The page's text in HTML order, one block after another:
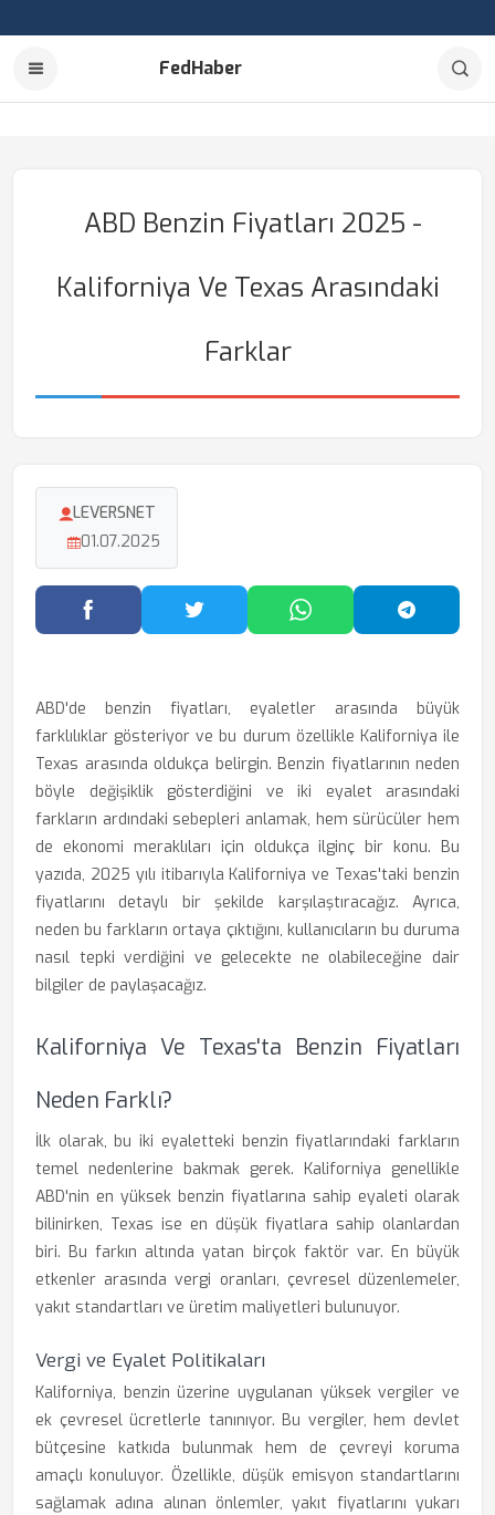
FedHaber
ABD Benzin Fiyatları 2025 -
Kaliforniya Ve Texas Arasındaki
Farklar
LEVERSNET
01.07.2025
Facebook'ta PaylaşTwitter'da PaylaşWhatsApp'ta Paylaş
ABD'de benzin fiyatları, eyaletler arasında büyük
farklılıklar gösteriyor ve bu durum özellikle Kaliforniya ile
Texas arasında oldukça belirgin. Benzin fiyatlarının neden
böyle değişiklik gösterdiğini ve iki eyalet arasındaki
farkların ardındaki sebepleri anlamak, hem sürücüler hem
de ekonomi meraklıları için oldukça ilginç bir konu. Bu
yazıda, 2025 yılı itibarıyla Kaliforniya ve Texas'taki benzin
fiyatlarını detaylı bir şekilde karşılaştıracağız. Ayrıca,
neden bu farkların ortaya çıktığını, kullanıcıların bu duruma
nasıl tepki verdiğini ve gelecekte ne olabileceğine dair
bilgiler de paylaşacağız.
Kaliforniya Ve Texas'ta Benzin Fiyatları
Neden Farklı?
İlk olarak, bu iki eyaletteki benzin fiyatlarındaki farkların
temel nedenlerine bakmak gerek. Kaliforniya genellikle
ABD'nin en yüksek benzin fiyatlarına sahip eyaleti olarak
bilinirken, Texas ise en düşük fiyatlara sahip olanlardan
biri. Bu farkın altında yatan birçok faktör var. En büyük
etkenler arasında vergi oranları, çevresel düzenlemeler,
yakıt standartları ve üretim maliyetleri bulunuyor.
Vergi ve Eyalet Politikaları
Kaliforniya, benzin üzerine uygulanan yüksek vergiler ve
ek çevresel ücretlerle tanınıyor. Bu vergiler, hem devlet
bütçesine katkıda bulunmak hem de çevreyi koruma
amaçlı konuluyor. Özellikle, düşük emisyon standartlarını
sağlamak adına alınan önlemler, yakıt fiyatlarını yukarı